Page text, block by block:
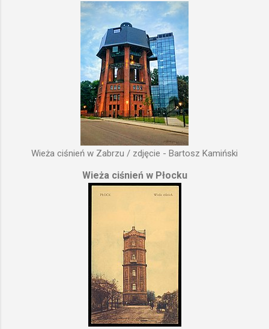
Wieża ciśnień w Zabrzu / zdjęcie - Bartosz Kamiński
Wieża ciśnień w Płocku